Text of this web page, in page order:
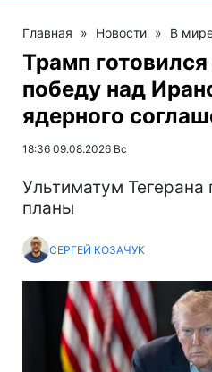
Главная » Новости » В
Трамп
победу над
ядерного
18:36 09.08.2026 Вс
Ультиматум Тегерана
планы
СЕРГЕЙ КОЗАЧУК